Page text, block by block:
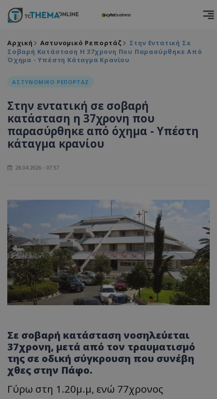
Αρχική Αστυνομικό Ρεπορτάζ
Στην Εντατική Σε
Σοβαρή Κατάσταση Η 37χρονη Που Παρασύρθηκε Από
Όχημα - Υπέστη Κάταγμα Κρανίου
ΑΣΤΥΝΟΜΙΚΟ ΡΕΠΟΡΤΑΖ
Στην εντατική σε σοβαρή
κατάσταση η 37χρονη που
παρασύρθηκε από όχημα - Υπέστη
κάταγμα κρανίου
28.04.2026 - 07:57
Σε σοβαρή κατάσταση νοσηλεύεται
37χρονη, μετά από τον τραυματισμό
της σε οδική σύγκρουση που συνέβη
χθες στην Πάφο.
Γύρω στη 1.20μ.μ, ενώ 77χρονος